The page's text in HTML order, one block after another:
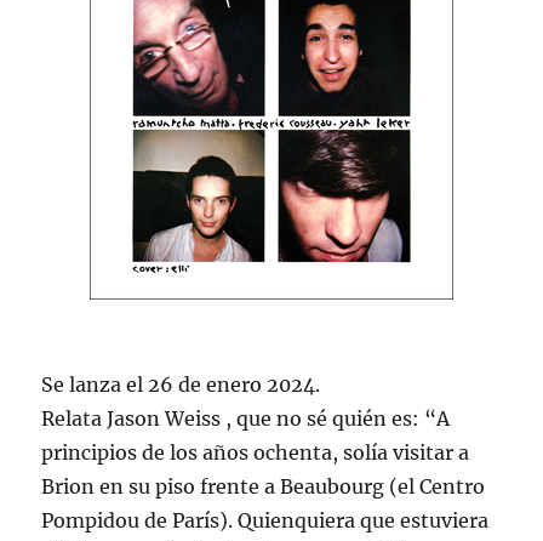
Se lanza el 26 de enero 2024.
Relata Jason Weiss , que no sé quién es: “A
principios de los años ochenta, solía visitar a
Brion en su piso frente a Beaubourg (el Centro
Pompidou de París). Quienquiera que estuviera